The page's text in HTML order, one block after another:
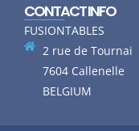
CONTACT INFO
FUSIONTABLES
2 rue de Tournai
7604 Callenelle
BELGIUM